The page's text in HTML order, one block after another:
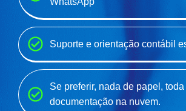
Suporte e orientação contábil
Se preferir, nada de papel, toda
documentação na nuvem.